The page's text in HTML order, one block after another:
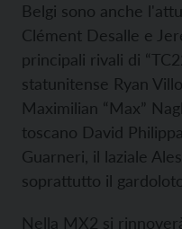
Belgi sono anche
Clément Desalle e
principali rivali di
statunitense Ryan
Maximilian “Max”
toscano David
Guarneri, il laziale
soprattutto il
Nella MX2 si